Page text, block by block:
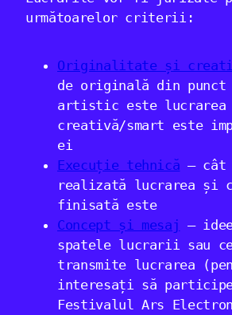
următoarelor criterii:
Originalitate și
de originală din punct
artistic este lucrarea
creativă/smart este
ei
Execuție tehnică – cât
realizată lucrarea și
finisată este
Concept și mesaj –
spatele lucrarii sau ce
transmite lucrarea
interesați să
Festivalul Ars